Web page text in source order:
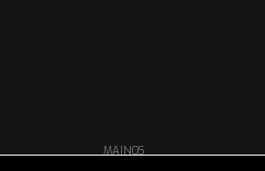
MAINOS